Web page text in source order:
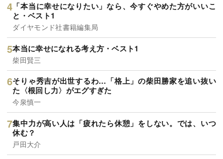
「本当に幸せになりたい」なら、今すぐやめた方がいいこ
と・ベスト1
ダイヤモンド社書籍編集局
本当に幸せになれる考え方・ベスト1
柴田賢三
そりゃ秀吉が出世するわ…「格上」の柴田勝家を追い抜い
た〈根回し力〉がエグすぎた
今泉慎一
集中力が高い人は「疲れたら休憩」をしない。では、いつ
休む？
戸田大介